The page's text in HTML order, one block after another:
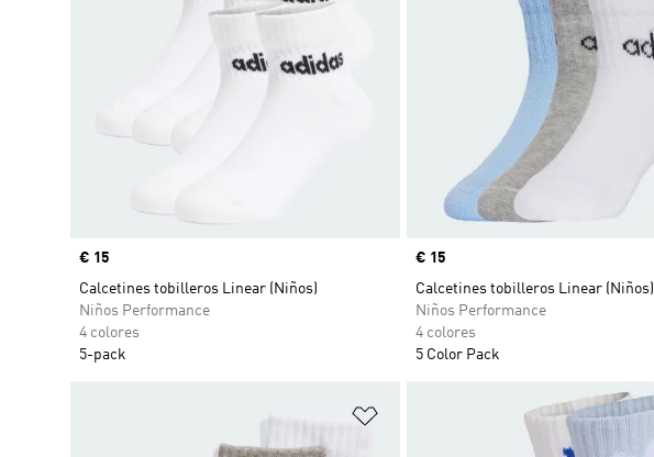
Precio
€ 15
Calcetines tobilleros Linear (Niños)
Niños Performance
4 colores
5-pack
Precio
€ 15
Calcetines tobilleros Linear (Niños)
Niños Performance
4 colores
5 Color Pack
Añadir a la lista de deseos